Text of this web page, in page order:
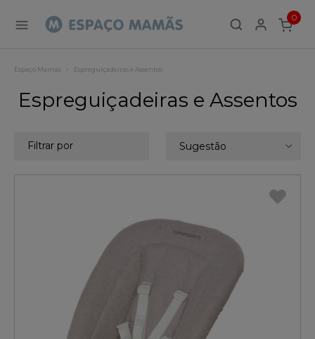
0
ITEMS
Espaço Mamãs Espreguiçadeiras e Assentos
Espreguiçadeiras e Assentos
Sugestão
Filtrar por